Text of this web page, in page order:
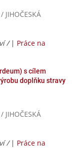
/ | Práce na
s cílem
doplňku stravy
/ | Práce na